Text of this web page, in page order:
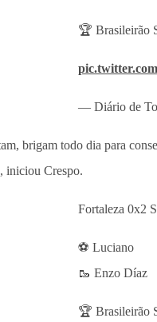
🏆 Brasileirão
— Diário de
brigam todo dia para
iniciou Crespo.
Fortaleza 0x2
⚽️ Luciano
🥾 Enzo Díaz
🏆 Brasileirão